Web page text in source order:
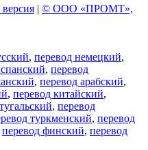
| © ООО «ПРОМТ»,
, перевод немецкий,
, перевод
, перевод арабский,
, перевод китайский,
, перевод
туркменский, перевод
перевод финский, перевод